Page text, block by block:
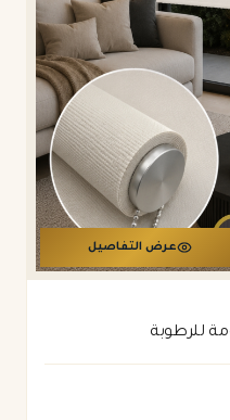
عرض التفاصيل
للرطوبة